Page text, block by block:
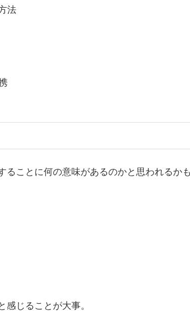
法
ことに何の意味があるのかと思われるか
じることが大事。